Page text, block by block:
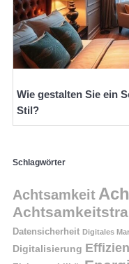
Wie gestalten Sie ein
Stil?
Schlagwörter
Achtsamkeit
Datensicherheit Digitales
Digitalisierung